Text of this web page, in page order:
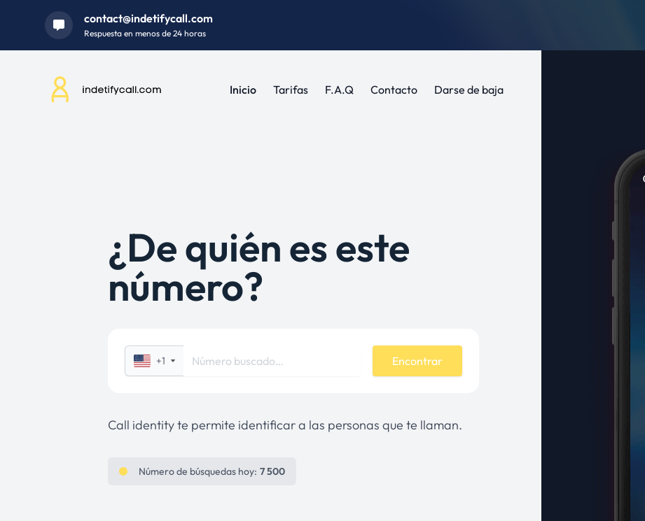
contact@indetifycall.com
Respuesta en menos de 24 horas
Inicio Tarifas F.A.Q Contacto Darse de baja
¿De quién es este
número?
+1 Encontrar
Call identity te permite identificar a las personas que te llaman.
Número de búsquedas hoy: 7 500